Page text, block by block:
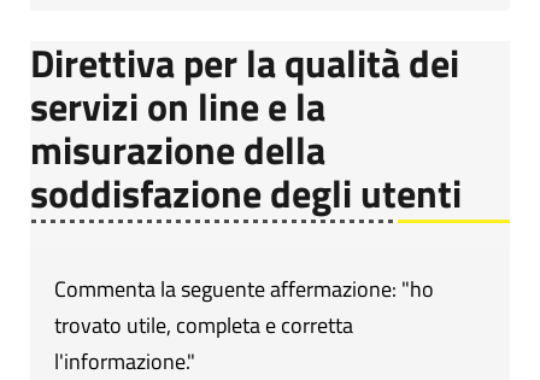
Direttiva per la qualità dei
servizi on line e la
misurazione della
soddisfazione degli utenti
Commenta la seguente affermazione: "ho
trovato utile, completa e corretta
l'informazione."